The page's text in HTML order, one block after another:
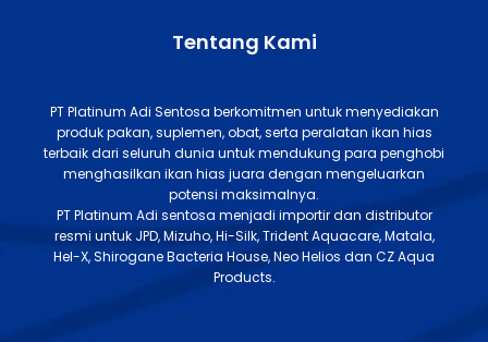
Tentang Kami
PT Platinum Adi Sentosa berkomitmen untuk menyediakan
produk pakan, suplemen, obat, serta peralatan ikan hias
terbaik dari seluruh dunia untuk mendukung para penghobi
menghasilkan ikan hias juara dengan mengeluarkan
potensi maksimalnya.
PT Platinum Adi sentosa menjadi importir dan distributor
resmi untuk JPD, Mizuho, Hi-Silk, Trident Aquacare, Matala,
Hel-X, Shirogane Bacteria House, Neo Helios dan CZ Aqua
Products.